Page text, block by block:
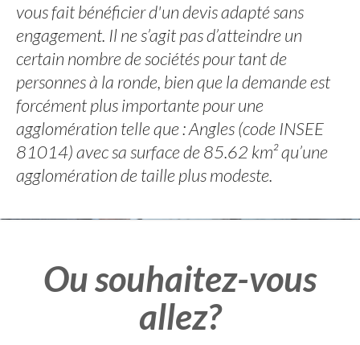
vous fait bénéficier d'un devis adapté sans
engagement. Il ne s’agit pas d’atteindre un
certain nombre de sociétés pour tant de
personnes à la ronde, bien que la demande est
forcément plus importante pour une
agglomération telle que : Angles (code INSEE
81014) avec sa surface de 85.62 km² qu’une
agglomération de taille plus modeste.
Ou souhaitez-vous
allez?